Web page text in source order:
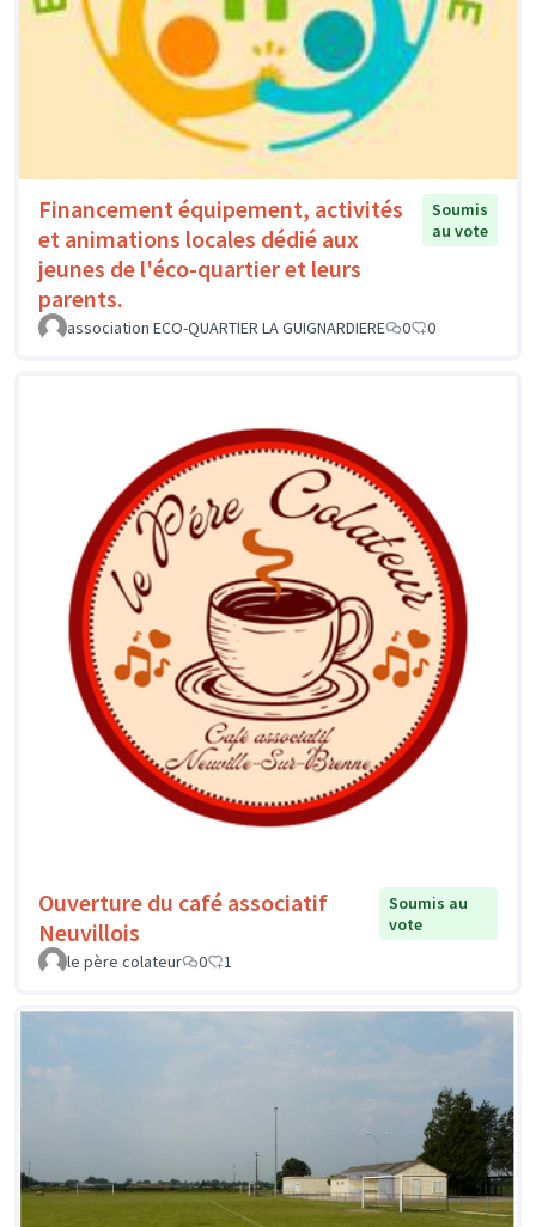
Financement équipement, activités
et animations locales dédié aux
jeunes de l'éco-quartier et leurs
parents.
Soumis
au vote
association ECO-QUARTIER LA GUIGNARDIERE 0 0
Ouverture du café associatif
Neuvillois
Soumis au
vote
le père colateur
0 1